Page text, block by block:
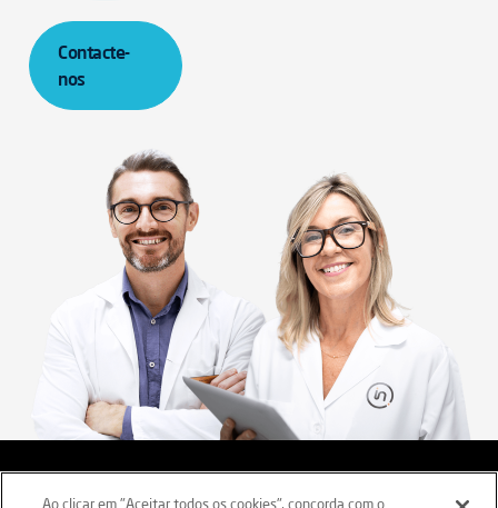
Contacte-
nos
Aviso legal Termos e Condições
Ao clicar em "Aceitar todos os cookies", concorda com o